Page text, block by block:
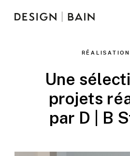
Une
projets
par D | B